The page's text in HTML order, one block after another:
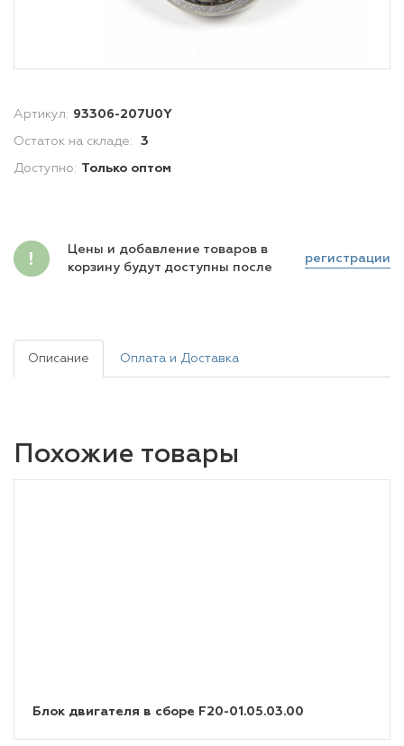
Артикул: 93306-207U0Y
Остаток на складе: 3
Доступно: Только оптом
Цены и добавление товаров в
корзину будут доступны после
регистрации
Описание Оплата и Доставка
Похожие товары
Блок двигателя в сборе F20-01.05.03.00